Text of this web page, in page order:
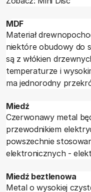
MDF
Materiał
niektóre obudowy do
są z włókien
temperaturze i
ma jednorodny
lakierem.
Miedź
Czerwonawy metal
przewodnikiem
powszechnie
elektronicznych -
Miedź beztlenowa
Metal o wysokiej